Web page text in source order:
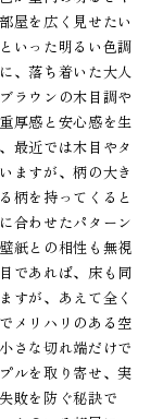
屋を広く見せたい
いった明るい色調
、落ち着いた大人
ラウンの木目調や
厚感と安心感を生
最近では木目やタ
ますが、柄の大き
柄を持ってくると
合わせたパターン
紙との相性も無視
であれば、床も同
すが、あえて全く
メリハリのある空
さな切れ端だけで
ルを取り寄せ、実
敗を防ぐ秘訣で